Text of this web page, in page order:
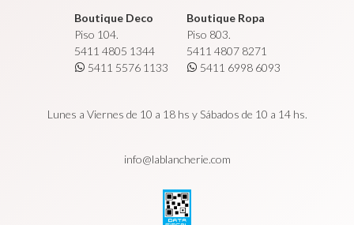
Boutique Deco
Piso 104.
5411 4805 1344
5411 5576 1133
Boutique Ropa
Piso 803.
5411 4807 8271
5411 6998 6093
Lunes a Viernes de 10 a 18 hs y Sábados de 10 a 14 hs.
info@lablancherie.com